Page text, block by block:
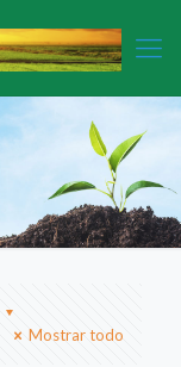
Mostrar todo